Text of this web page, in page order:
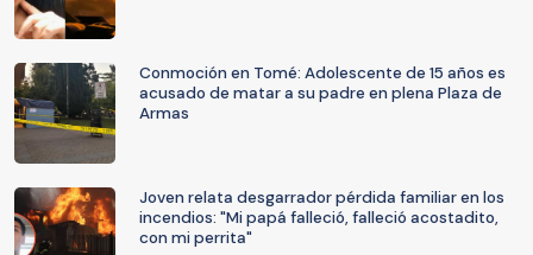
Conmoción en Tomé: Adolescente de 15 años es
acusado de matar a su padre en plena Plaza de
Armas
Joven relata desgarrador pérdida familiar en los
incendios: "Mi papá falleció, falleció acostadito,
con mi perrita"